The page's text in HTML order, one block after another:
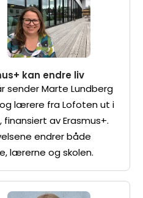
kan endre liv
sender Marte Lundberg
lærere fra Lofoten ut i
finansiert av Erasmus+.
endrer både
lærerne og skolen.